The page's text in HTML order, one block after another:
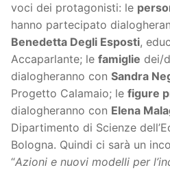
voci dei protagonisti: le
hanno partecipato
Benedetta Degli Esposti,
Accaparlante; le famiglie dei/
dialogheranno con Sandra
Progetto Calamaio; le figure
dialogheranno con Elena
Dipartimento di Scienze
Bologna. Quindi ci sarà un
“Azioni e nuovi modelli per